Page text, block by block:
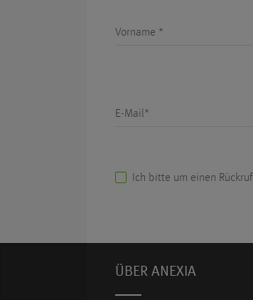
Vorname *
E-Mail*
Ich bitte um einen Rückruf
ÜBER ANEXIA